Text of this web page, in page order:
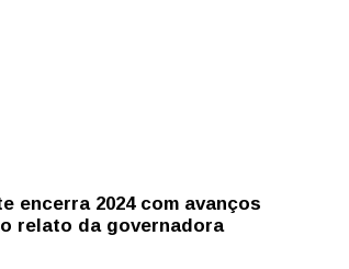
encerra 2024 com avanços
relato da governadora